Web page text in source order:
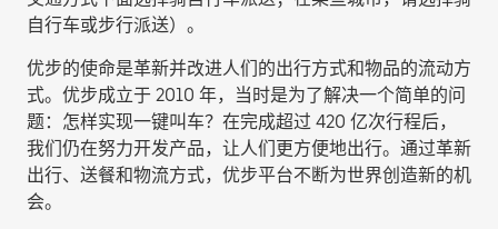
自行车或步行派送）。
优步的使命是革新并改进人们的出行方式和物品的流动方
式。优步成立于 2010 年，当时是为了解决一个简单的问
题：怎样实现一键叫车？在完成超过 420 亿次行程后，
我们仍在努力开发产品，让人们更方便地出行。通过革新
出行、送餐和物流方式，优步平台不断为世界创造新的机
会。